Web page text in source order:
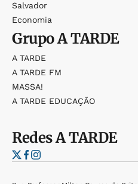
Salvador
Economia
GrupoA TARDE
A TARDE
A TARDE FM
MASSA!
A TARDE EDUCAÇÃO
RedesA TARDE